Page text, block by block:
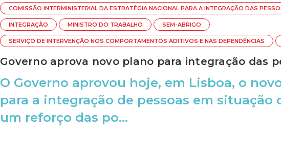
COMISSÃO INTERMINISTERIAL DA ESTRATÉGIA NACIONAL PARA A INTEGRAÇÃO DAS
INTEGRAÇÃO MINISTRO DO TRABALHO SEM-ABRIGO
SERVIÇO DE INTERVENÇÃO NOS COMPORTAMENTOS ADITIVOS E NAS DEPENDÊNCIAS
Governo aprova novo plano para integração das
O Governo aprovou hoje, em Lisboa, o
para a integração de pessoas em situação
um reforço das po...